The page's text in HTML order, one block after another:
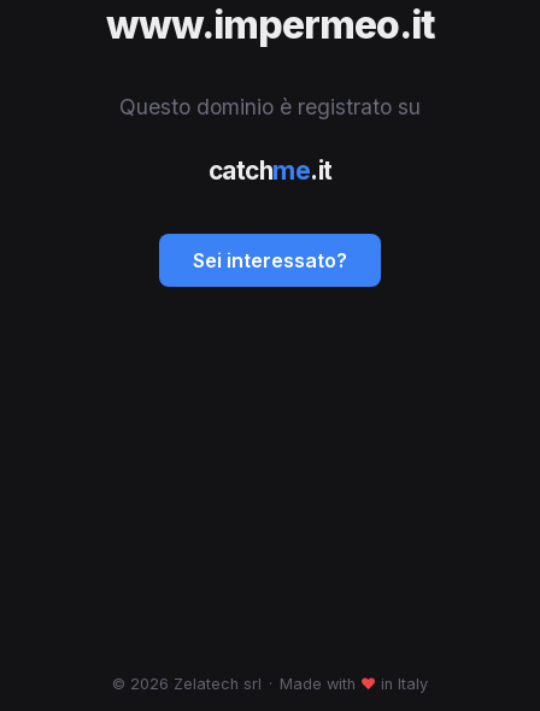
www.impermeo.it
Questo dominio è registrato su
catchme.it
Sei interessato?
© 2026 Zelatech srl · Made with ♥ in Italy